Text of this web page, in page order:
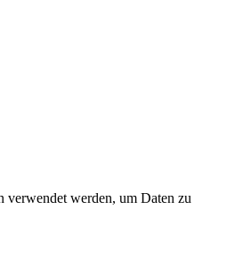
verwendet werden, um Daten zu